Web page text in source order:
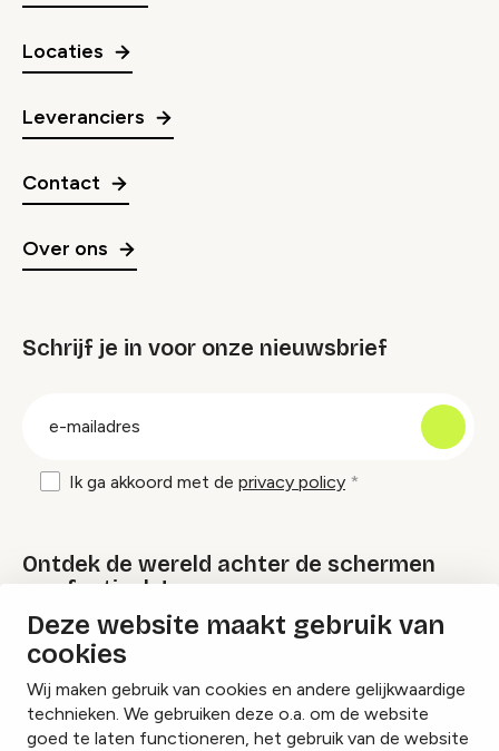
Deze website maakt gebruik van
cookies
Wij maken gebruik van cookies en andere gelijkwaardige
technieken. We gebruiken deze o.a. om de website
goed te laten functioneren, het gebruik van de website
Locaties
Leveranciers
Contact
Over ons
Schrijf je in voor onze nieuwsbrief
Ik ga akkoord met de privacy policy
Ontdek de wereld achter de schermen
van festivals!
Lees onze Festival Specials